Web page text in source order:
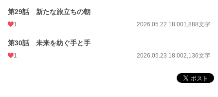
第29話 新たな旅立ちの朝
1 2026.05.22 18:001,888文字
第30話 未来を紡ぐ手と手
1 2026.05.23 18:002,136文字